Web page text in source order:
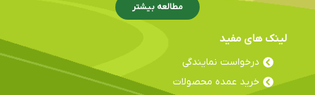
مطالعه بیشتر
لینک های مفید
درخواست نمایندگی
خرید عمده محصولات